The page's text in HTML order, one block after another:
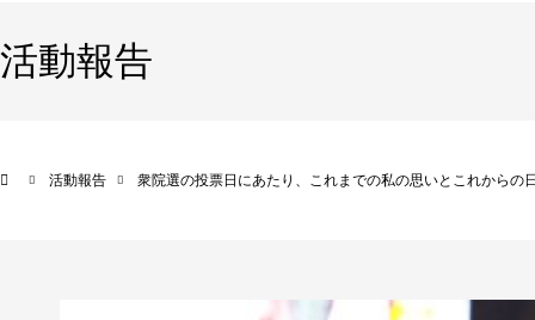
活動報告
活動報告 衆院選の投票日にあたり、これまでの私の思いとこれから